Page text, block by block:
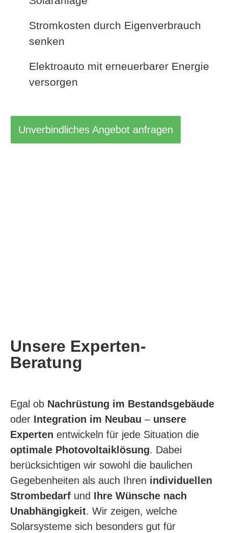
Stromkosten durch Eigenverbrauch
senken
Elektroauto mit erneuerbarer Energie
versorgen
Unverbindliches Angebot anfragen
Unsere Experten-
Beratung
Egal ob Nachrüstung im Bestandsgebäude
oder Integration im Neubau – unsere
Experten entwickeln für jede Situation die
optimale Photovoltaiklösung. Dabei
berücksichtigen wir sowohl die baulichen
Gegebenheiten als auch Ihren individuellen
Strombedarf und Ihre Wünsche nach
Unabhängigkeit. Wir zeigen, welche
Solarsysteme sich besonders gut für